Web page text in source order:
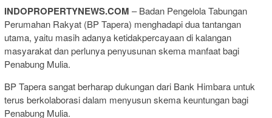
INDOPROPERTYNEWS.COM – Badan Pengelola Tabungan
Perumahan Rakyat (BP Tapera) menghadapi dua tantangan
utama, yaitu masih adanya ketidakpercayaan di kalangan
masyarakat dan perlunya penyusunan skema manfaat bagi
Penabung Mulia.
BP Tapera sangat berharap dukungan dari Bank Himbara untuk
terus berkolaborasi dalam menyusun skema keuntungan bagi
Penabung Mulia.